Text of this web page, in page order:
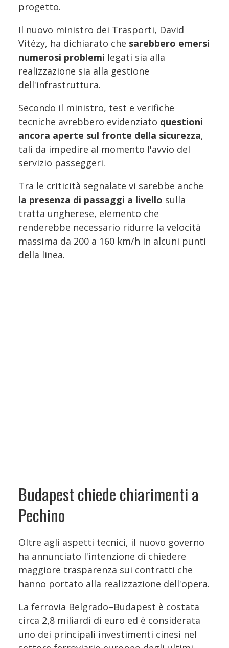
progetto.
Il nuovo ministro dei Trasporti, David
Vitézy, ha dichiarato che sarebbero emersi
numerosi problemi legati sia alla
realizzazione sia alla gestione
dell'infrastruttura.
Secondo il ministro, test e verifiche
tecniche avrebbero evidenziato questioni
ancora aperte sul fronte della sicurezza,
tali da impedire al momento l'avvio del
servizio passeggeri.
Tra le criticità segnalate vi sarebbe anche
la presenza di passaggi a livello sulla
tratta ungherese, elemento che
renderebbe necessario ridurre la velocità
massima da 200 a 160 km/h in alcuni punti
della linea.
Budapest chiede chiarimenti a
Pechino
Oltre agli aspetti tecnici, il nuovo governo
ha annunciato l'intenzione di chiedere
maggiore trasparenza sui contratti che
hanno portato alla realizzazione dell'opera.
La ferrovia Belgrado–Budapest è costata
circa 2,8 miliardi di euro ed è considerata
uno dei principali investimenti cinesi nel